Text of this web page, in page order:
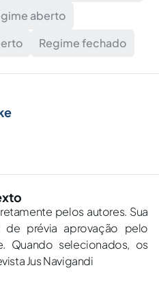
aberto
Regime fechado
pelos autores. Sua
de prévia aprovação pelo
Quando selecionados, os
Jus Navigandi